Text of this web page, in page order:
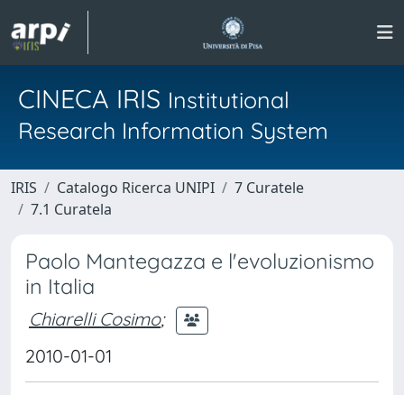
CINECA IRIS Institutional
Research Information System
IRIS Catalogo Ricerca UNIPI
7 Curatele
7.1 Curatela
Paolo Mantegazza e l'evoluzionismo
in Italia
Chiarelli Cosimo;
2010-01-01